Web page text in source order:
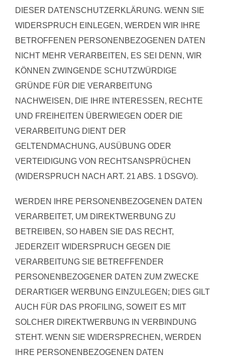
DIESER DATENSCHUTZERKLÄRUNG. WENN SIE
WIDERSPRUCH EINLEGEN, WERDEN WIR IHRE
BETROFFENEN PERSONENBEZOGENEN DATEN
NICHT MEHR VERARBEITEN, ES SEI DENN, WIR
KÖNNEN ZWINGENDE SCHUTZWÜRDIGE
GRÜNDE FÜR DIE VERARBEITUNG
NACHWEISEN, DIE IHRE INTERESSEN, RECHTE
UND FREIHEITEN ÜBERWIEGEN ODER DIE
VERARBEITUNG DIENT DER
GELTENDMACHUNG, AUSÜBUNG ODER
VERTEIDIGUNG VON RECHTSANSPRÜCHEN
(WIDERSPRUCH NACH ART. 21 ABS. 1 DSGVO).
WERDEN IHRE PERSONENBEZOGENEN DATEN
VERARBEITET, UM DIREKTWERBUNG ZU
BETREIBEN, SO HABEN SIE DAS RECHT,
JEDERZEIT WIDERSPRUCH GEGEN DIE
VERARBEITUNG SIE BETREFFENDER
PERSONENBEZOGENER DATEN ZUM ZWECKE
DERARTIGER WERBUNG EINZULEGEN; DIES GILT
AUCH FÜR DAS PROFILING, SOWEIT ES MIT
SOLCHER DIREKTWERBUNG IN VERBINDUNG
STEHT. WENN SIE WIDERSPRECHEN, WERDEN
IHRE PERSONENBEZOGENEN DATEN